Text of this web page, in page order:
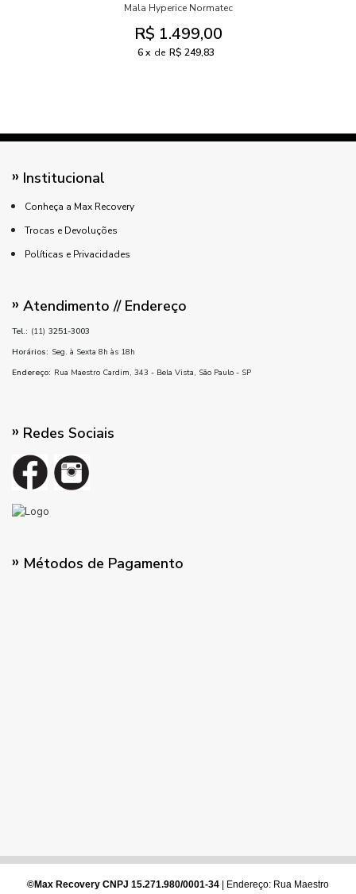
Mala Hyperice Normatec
R$ 1.499,00
6 de R$ 249,83
Institucional
Conheça a Max Recovery
Trocas e Devoluções
Políticas e Privacidades
Atendimento // Endereço
Tel.: (11) 3251-3003
Horários: Seg. à Sexta 8h às 18h
Endereço: Rua Maestro Cardim, 343 - Bela Vista, São Paulo - SP
Redes Sociais
Métodos de Pagamento
©Max Recovery CNPJ 15.271.980/0001-34 | Endereço: Rua Maestro